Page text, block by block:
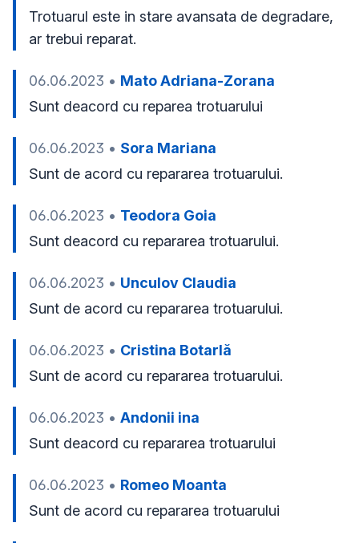
Trotuarul este in stare avansata de degradare,
06.06.2023 • Mato Adriana-Zorana
Sunt deacord cu reparea trotuarului
06.06.2023 • Sora Mariana
Sunt de acord cu repararea trotuarului.
06.06.2023 • Teodora Goia
Sunt deacord cu repararea trotuarului.
06.06.2023 • Unculov Claudia
Sunt de acord cu repararea trotuarului.
06.06.2023 • Cristina Botarlă
Sunt de acord cu repararea trotuarului.
06.06.2023 • Andonii ina
Sunt deacord cu repararea trotuarului
06.06.2023 • Romeo Moanta
Sunt de acord cu repararea trotuarului